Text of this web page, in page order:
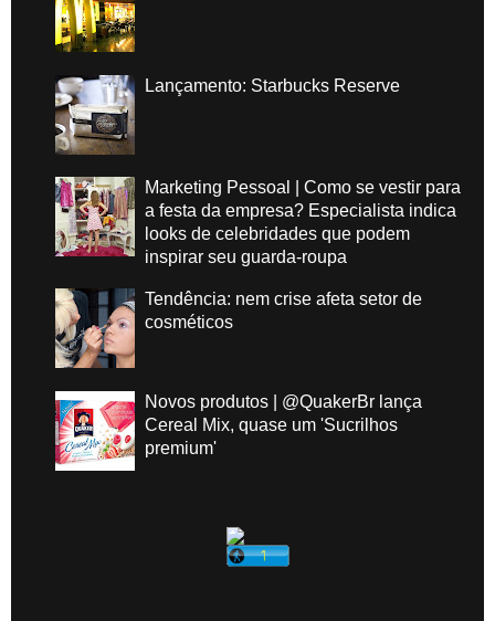
Lançamento: Starbucks Reserve
Marketing Pessoal | Como se vestir para
a festa da empresa? Especialista indica
looks de celebridades que podem
inspirar seu guarda-roupa
Tendência: nem crise afeta setor de
cosméticos
Novos produtos | @QuakerBr lança
Cereal Mix, quase um 'Sucrilhos
premium'